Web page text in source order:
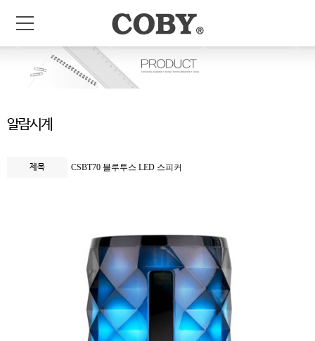
알람시계
제목 CSBT70 블루투스 LED 스피커